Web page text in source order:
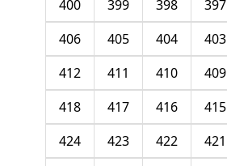
397
398
399
400
403
404
405
406
409
410
411
412
415
416
417
418
421
422
423
424